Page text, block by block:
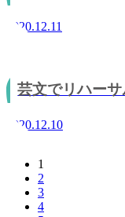
2020.12.11
芸文でリハーサ
2020.12.10
1
2
3
4